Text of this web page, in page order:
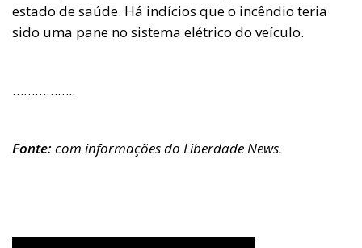
estado de saúde. Há indícios que o incêndio teria
sido uma pane no sistema elétrico do veículo.
……………..
Fonte:com informações do Liberdade News.